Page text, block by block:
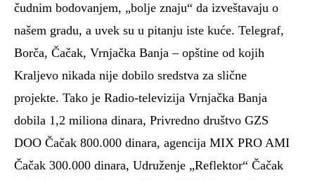
čudnim bodovanjem, „bolje znaju“ da izveštavaju o
našem gradu, a uvek su u pitanju iste kuće. Telegraf,
Borča, Čačak, Vrnjačka Banja – opštine od kojih
Kraljevo nikada nije dobilo sredstva za slične
projekte. Tako je Radio-televizija Vrnjačka Banja
dobila 1,2 miliona dinara, Privredno društvo GZS
DOO Čačak 800.000 dinara, agencija MIX PRO AMI
Čačak 300.000 dinara, Udruženje „Reflektor“ Čačak